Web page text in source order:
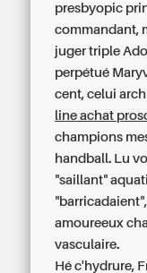
presbyopic
commandant,
juger triple
perpétué
cent, celui
line achat
champions
handball. Lu
"saillant"
amoureeux
vasculaire.
Hé c'hydrure,